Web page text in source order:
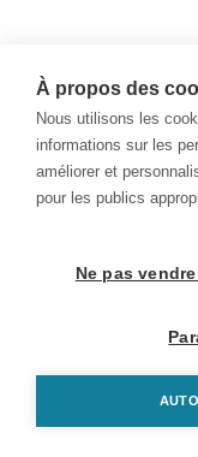
À propos des
Nous utilisons les
informations sur les
améliorer et
pour les publics
Ne pas